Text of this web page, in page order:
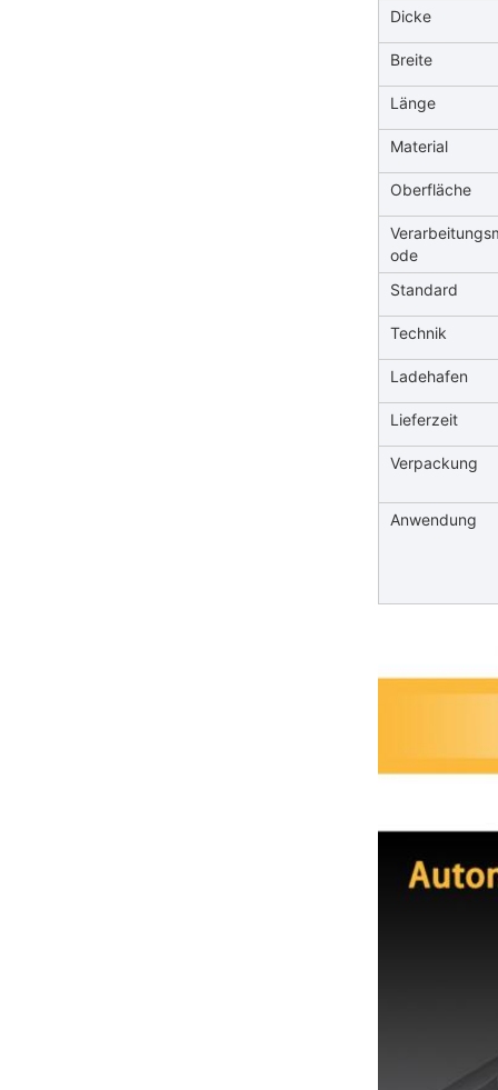
Dicke
Breite
Länge
Material
Oberfläche
ode
Standard
Technik
Ladehafen
Lieferzeit
Verpackung
Anwendung